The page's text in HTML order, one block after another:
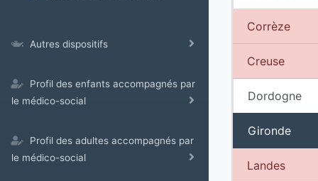
Autres dispositifs
Profil des enfants accompagnés par
le médico-social
Profil des adultes accompagnés par
le médico-social
Corrèze
Creuse
Dordogne
Gironde
Landes